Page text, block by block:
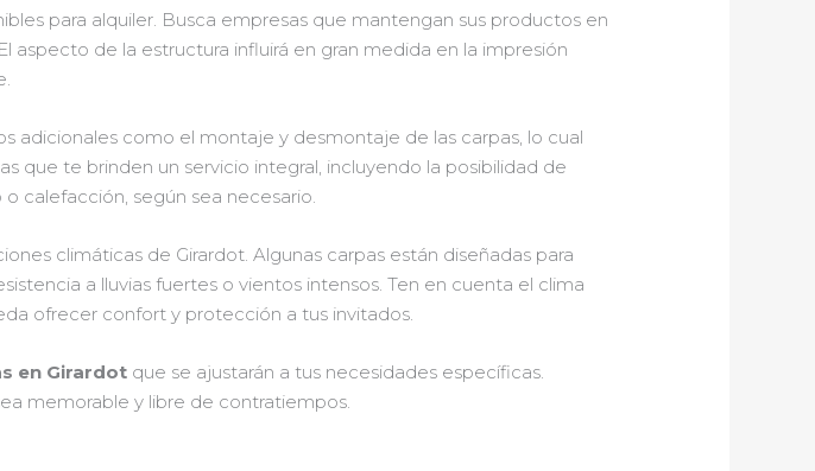
para alquiler. Busca empresas que mantengan sus productos en
aspecto de la estructura influirá en gran medida en la impresión
adicionales como el montaje y desmontaje de las carpas, lo cual
que te brinden un servicio integral, incluyendo la posibilidad de
calefacción, según sea necesario.
climáticas de Girardot. Algunas carpas están diseñadas para
a lluvias fuertes o vientos intensos. Ten en cuenta el clima
ofrecer confort y protección a tus invitados.
en Girardot que se ajustarán a tus necesidades específicas.
memorable y libre de contratiempos.